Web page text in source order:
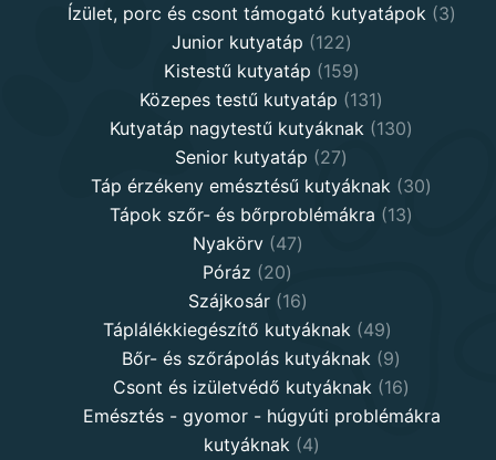
products
Ízület, porc és csont támogató kutyatápok 33
Junior kutyatáp 122122
products
Kistestű kutyatáp 159159
products
Közepes testű kutyatáp 131131
products
Kutyatáp nagytestű kutyáknak 130130
Senior kutyatáp 2727
products
Táp érzékeny emésztésű kutyáknak 3030
Tápok szőr- és bőrproblémákra 1313
Nyakörv 4747
Póráz 2020
products
Szájkosár 1616
products
Táplálékkiegészítő kutyáknak 4949
products
Bőr- és szőrápolás kutyáknak 99
products
Csont és izületvédő kutyáknak 1616
products
Emésztés - gyomor - húgyúti problémákra
kutyáknak
44